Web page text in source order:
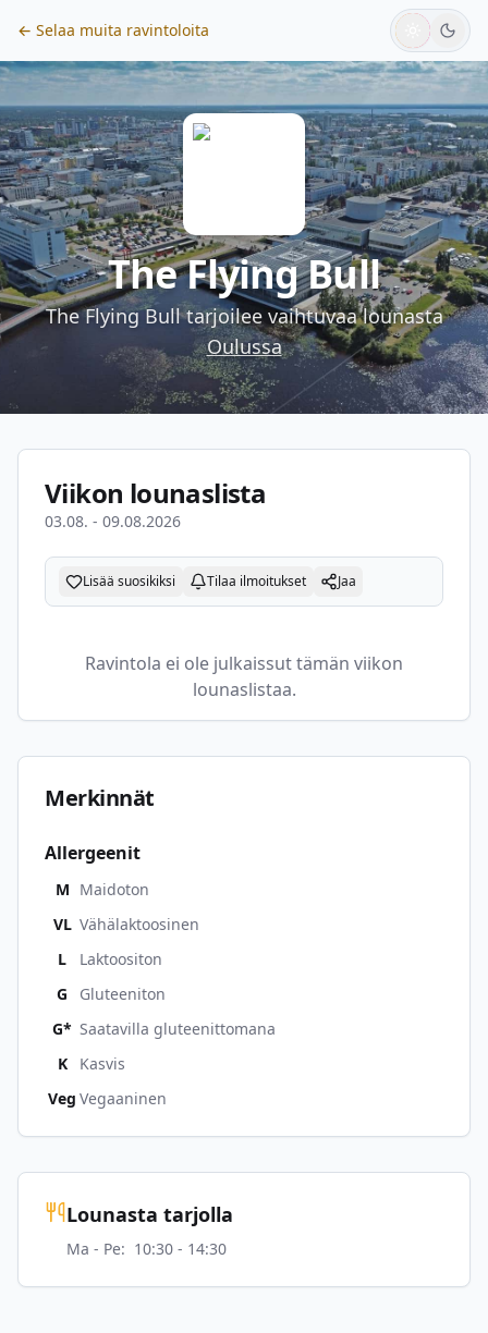
← Selaa muita ravintoloita
The Flying Bull
The Flying Bulltarjoilee vaihtuvaa lounasta
Oulussa
Viikon lounaslista
03.08. - 09.08.2026
Lisää suosikiksi Tilaa ilmoitukset Jaa
Ravintola ei ole julkaissut tämän viikon
lounaslistaa.
Merkinnät
Allergeenit
M Maidoton
VL Vähälaktoosinen
L
Laktoositon
G
Gluteeniton
G* Saatavilla gluteenittomana
K
Kasvis
Veg Vegaaninen
Lounasta tarjolla
Ma - Pe: 10:30 - 14:30